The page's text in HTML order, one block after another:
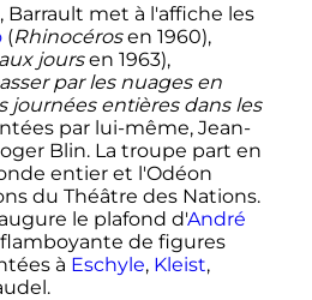
Barrault met à l'affiche les
(Rhinocérosen 1960),
joursen 1963),
par les nuages en
journées entières dans les
par lui-même, Jean-
Blin. La troupe part en
entier et l'Odéon
du Théâtre des Nations.
le plafond d'André
de figures
à Eschyle, Kleist,